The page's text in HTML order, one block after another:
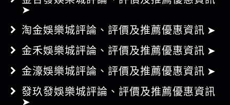
淘金娛樂城評論、評價及推薦優惠資訊 ➤
金禾娛樂城評論、評價及推薦優惠資訊 ➤
金濠娛樂城評論、評價及推薦優惠資訊 ➤
發玖發娛樂城評論、評價及推薦優惠資訊
➤
Q8娛樂城評論、評價及推薦優惠資訊 ➤